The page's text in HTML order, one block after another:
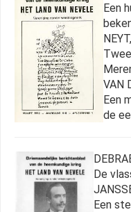
Een
VAN
Een
de
De
Een